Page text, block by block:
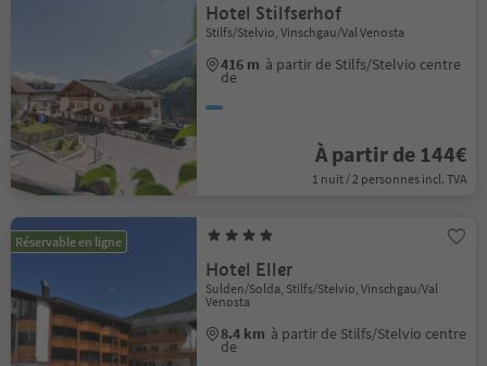
Hotel Stilfserhof
Stilfs/Stelvio, Vinschgau/Val Venosta
416 m à partir de Stilfs/Stelvio centre
de
À partir de 144€
1 nuit / 2 personnes incl. TVA
Réservable en ligne
Hotel Eller
Sulden/Solda, Stilfs/Stelvio, Vinschgau/Val
Venosta
8.4 km à partir de Stilfs/Stelvio centre
de